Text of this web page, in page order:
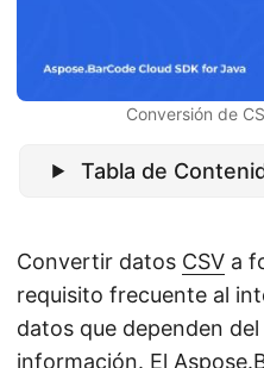
Conversión de
Tabla de
Convertir datos CSV a
requisito frecuente al
datos que dependen
información. El